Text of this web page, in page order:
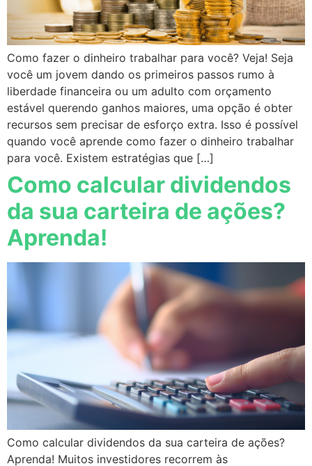
Como fazer o dinheiro trabalhar para você? Veja! Seja
você um jovem dando os primeiros passos rumo à
liberdade financeira ou um adulto com orçamento
estável querendo ganhos maiores, uma opção é obter
recursos sem precisar de esforço extra. Isso é possível
quando você aprende como fazer o dinheiro trabalhar
para você. Existem estratégias que […]
Como calcular dividendos
da sua carteira de ações?
Aprenda!
Como calcular dividendos da sua carteira de ações?
Aprenda! Muitos investidores recorrem às